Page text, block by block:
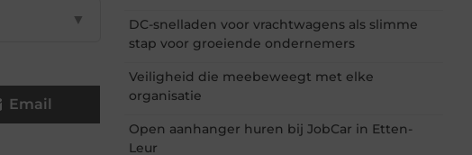
▼
Email
DC-snelladen voor vrachtwagens als slimme
stap voor groeiende ondernemers
Veiligheid die meebeweegt met elke
organisatie
Open aanhanger huren bij JobCar in Etten-
Leur